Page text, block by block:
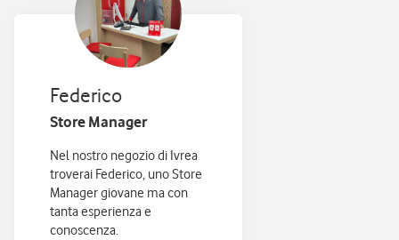
Federico
Store Manager
Nel nostro negozio di Ivrea
troverai Federico, uno Store
Manager giovane ma con
tanta esperienza e
conoscenza.